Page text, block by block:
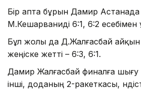
Бір апта бұрын Дамир
М.Кешарваниді 6:1, 6:2 есебімен
Бұл жолы да Д.Жалғасбай
жеңіске жетті – 6:3, 6:1.
Дамир Жалғасбай финалға шығу
інші, доданың 2-ракеткасы,